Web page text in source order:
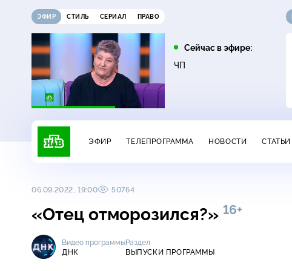
ЭФИР СТИЛЬ СЕРИАЛ ПРАВО
Сейчас в эфире:
ЧП
05:25
Лесник. Своя земля
07:00
Сегодня
ЭФИР ТЕЛЕПРОГРАММА НОВОСТИ СТАТЬИ
06.09.2022, 19:00 50764
«Отец отморозился?» 16+
Видео программы
ДНК
Раздел
ВЫПУСКИ ПРОГРАММЫ